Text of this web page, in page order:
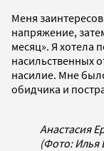
Меня
напряжение,
месяц». Я хотела
насильственных
насилие. Мне
обидчика и
Анастасия
(Фото: Илья